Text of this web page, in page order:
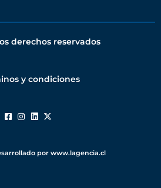
derechos reservados
y condiciones
por www.lagencia.cl